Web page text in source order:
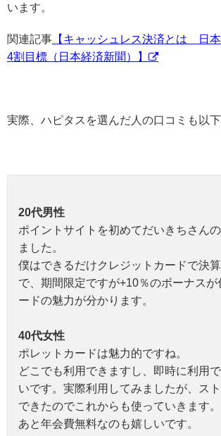
います。
関連記事 【キャッシュレス決済とは 日
4割目標（日本経済新聞）】
実際、ハピタスを選んだ人の口コミも以下
20代男性
ポイントサイトを初めてだいきちさん
ました。
僕はできるだけクレジットカードで決
で、期間限定ですが+10％のボーナスが
ードの魅力が分かります。
40代女性
ポレットカードは魅力的ですね。
どこでも利用できますし、即時に利用
いです。実際利用してみましたが、ス
できたのでこれからも使っていきます。
あと年会費無料なのも嬉しいです。